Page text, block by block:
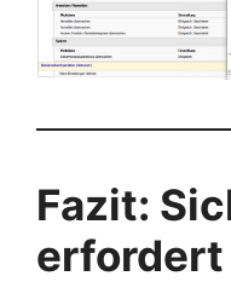
Fazit:
erfordert